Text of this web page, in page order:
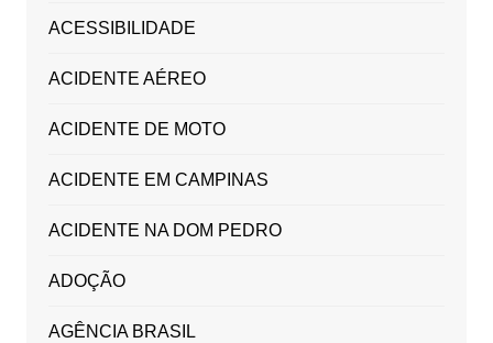
ACESSIBILIDADE
ACIDENTE AÉREO
ACIDENTE DE MOTO
ACIDENTE EM CAMPINAS
ACIDENTE NA DOM PEDRO
ADOÇÃO
AGÊNCIA BRASIL